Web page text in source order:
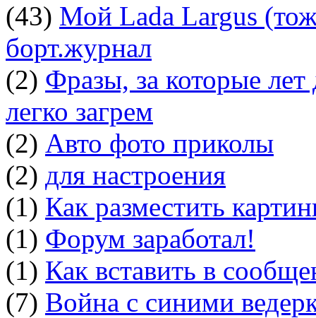
(43) Мой Lada Largus
борт.журнал
(2) Фразы, за которые
легко загрем
(2) Авто фото приколы
(2) для настроения
(1) Как разместить
(1) Форум заработал!
(1) Как вставить в
(7) Война с синими